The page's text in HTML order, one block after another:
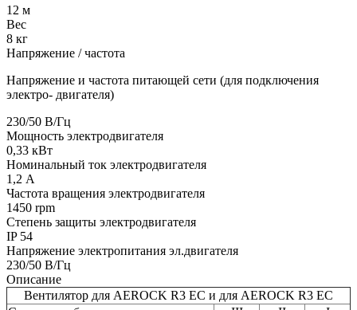
12 м
Вес
8 кг
Напряжение / частота
Напряжение и частота питающей сети (для подключения
электро- двигателя)
230/50 В/Гц
Мощность электродвигателя
0,33 кВт
Номинальный ток электродвигателя
1,2 А
Частота вращения электродвигателя
1450 rpm
Степень защиты электродвигателя
IP54
Напряжение электропитания эл.двигателя
230/50 В/Гц
Описание
Вентилятор для AEROCK R3 EC и для AEROCK R3 EC